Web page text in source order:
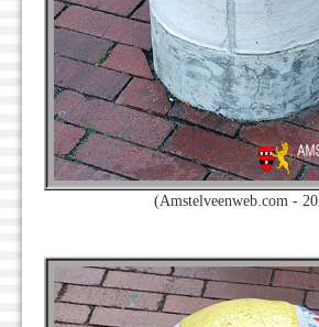
(Amstelveenweb.com -